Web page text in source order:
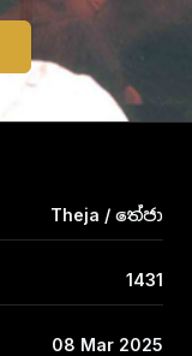
Theja / තේජා
1431
08 Mar 2025